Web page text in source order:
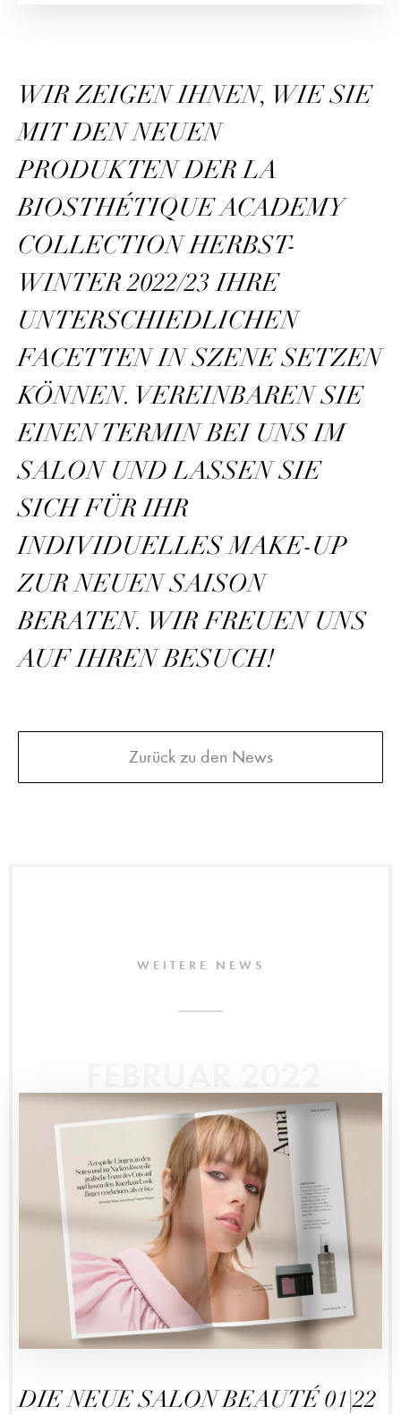
WIR ZEIGEN IHNEN, WIE SIE
MIT DEN NEUEN
PRODUKTEN DER LA
BIOSTHÉTIQUE ACADEMY
COLLECTION HERBST-
WINTER 2022/23 IHRE
UNTERSCHIEDLICHEN
FACETTEN IN SZENE SETZEN
KÖNNEN. VEREINBAREN SIE
EINEN TERMIN BEI UNS IM
SALON UND LASSEN SIE
SICH FÜR IHR
INDIVIDUELLES MAKE-UP
ZUR NEUEN SAISON
BERATEN. WIR FREUEN UNS
AUF IHREN BESUCH!
Zurück zu den News
WEITERE NEWS
DIE NEUE SALON BEAUTÉ 01|22